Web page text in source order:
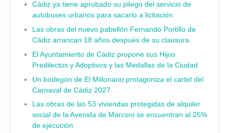
Cádiz ya tiene aprobado su pliego del servicio de
autobuses urbanos para sacarlo a licitación
Las obras del nuevo pabellón Fernando Portillo de
Cádiz arrancan 18 años después de su clausura
El Ayuntamiento de Cádiz propone sus Hijos
Predilectos y Adoptivos y las Medallas de la Ciudad
Un bodegón de El Millonario protagoniza el cartel del
Carnaval de Cádiz 2027
Las obras de las 53 viviendas protegidas de alquiler
social de la Avenida de Marconi se encuentran al 25%
de ejecución